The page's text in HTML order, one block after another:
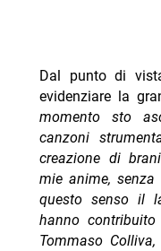
Dal punto di
evidenziare la
momento sto
canzoni
creazione di
mie anime,
questo senso il
hanno contribuito
Tommaso